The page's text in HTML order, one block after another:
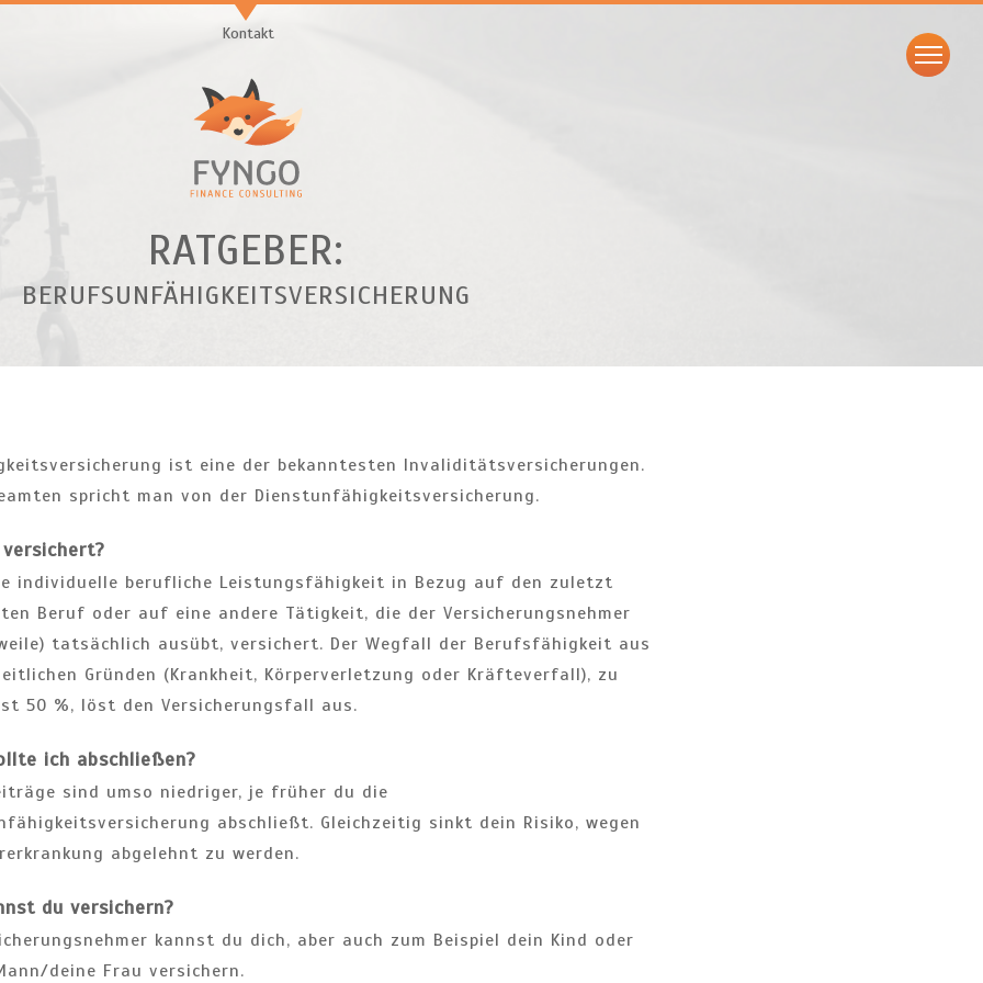
Kontakt
RATGEBER:
BERUFSUNFÄHIGKEITSVERSICHERUNG
ist eine der bekanntesten Invaliditätsversicherungen.
spricht man von der Dienstunfähigkeitsversicherung.
individuelle berufliche Leistungsfähigkeit in Bezug auf den zuletzt
Beruf oder auf eine andere Tätigkeit, die der Versicherungsnehmer
tatsächlich ausübt, versichert. Der Wegfall der Berufsfähigkeit aus
Gründen (Krankheit, Körperverletzung oder Kräfteverfall), zu
50 %, löst den Versicherungsfall aus.
ich abschließen?
sind umso niedriger, je früher du die
abschließt. Gleichzeitig sinkt dein Risiko, wegen
abgelehnt zu werden.
du versichern?
kannst du dich, aber auch zum Beispiel dein Kind oder
deine Frau versichern.